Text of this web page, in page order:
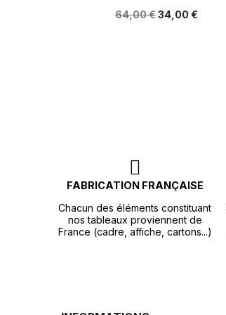
64,00 €34,00 €
FABRICATION FRANÇAISE
Chacun des éléments constituant
nos tableaux proviennent de
France (cadre, affiche, cartons...)